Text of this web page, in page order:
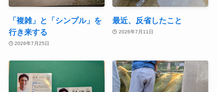
「複雑」と「シンプル」を
行き来する
2026年7月25日
最近、反省したこと
2026年7月11日